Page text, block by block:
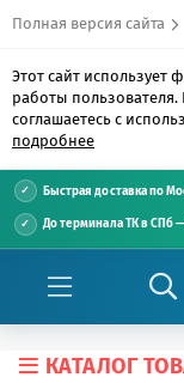
Полная версия сайта
Этот сайт
работы
соглашаетесь с
подробнее
Быстрая доставка по
До терминала ТК в СПб
КАТАЛОГ